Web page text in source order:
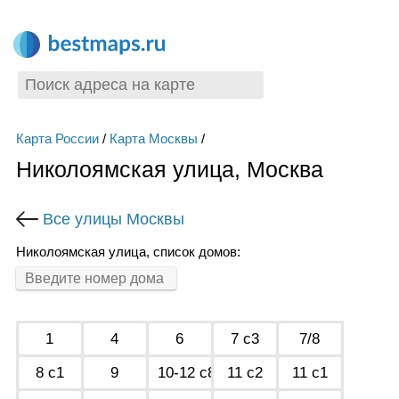
Карта России/ Карта Москвы /
Николоямская улица, Москва
Все улицы Москвы
Николоямская улица, список домов:
1 4 6 7 с3
7/8
8 с1
9 10-12 с8 11 с2
11 с1